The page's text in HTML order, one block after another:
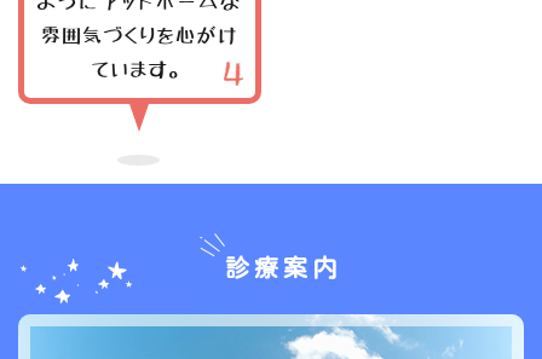
雰囲気づくりを心がけ
ています。
診療案内